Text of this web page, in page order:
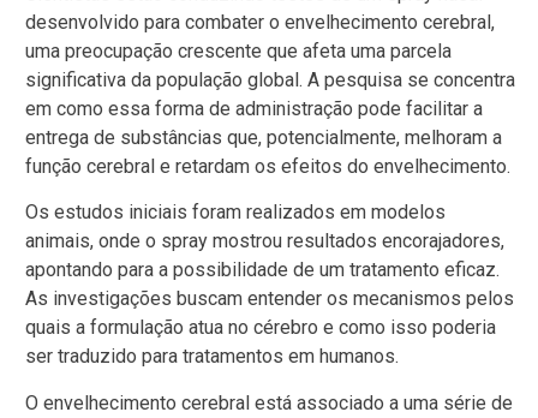
desenvolvido para combater o envelhecimento cerebral,
uma preocupação crescente que afeta uma parcela
significativa da população global. A pesquisa se concentra
em como essa forma de administração pode facilitar a
entrega de substâncias que, potencialmente, melhoram a
função cerebral e retardam os efeitos do envelhecimento.
Os estudos iniciais foram realizados em modelos
animais, onde o spray mostrou resultados encorajadores,
apontando para a possibilidade de um tratamento eficaz.
As investigações buscam entender os mecanismos pelos
quais a formulação atua no cérebro e como isso poderia
ser traduzido para tratamentos em humanos.
O envelhecimento cerebral está associado a uma série de